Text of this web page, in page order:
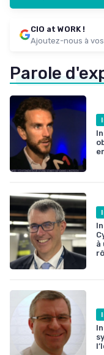
CIO at WORK !
Ajoutez-nous à
Parole
à